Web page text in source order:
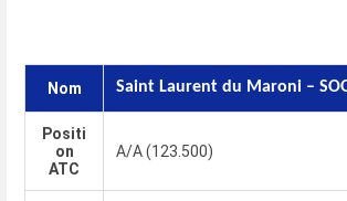
Nom Saint Laurent du Maroni –
Positi
on
ATC
A/A (123.500)